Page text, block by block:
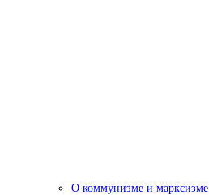
О коммунизме и марксизме